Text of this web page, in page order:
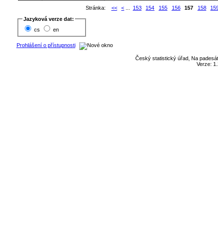
Stránka:
<< < 153 154 155 156 157 158
Jazyková verze dat:
cs
en
Prohlášení o přístupnosti
Český statistický úřad, Na
Verze: